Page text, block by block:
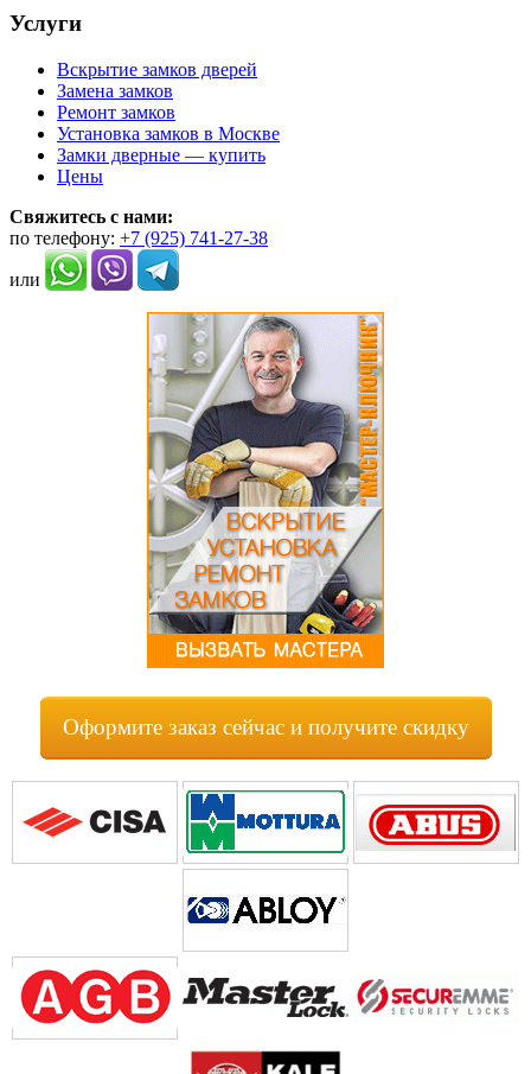
Услуги
Вскрытие замков дверей
Замена замков
Ремонт замков
Установка замков в Москве
Замки дверные — купить
Цены
Свяжитесь с нами:
по телефону: +7 (925) 741-27-38
или
Оформите заказ сейчас и получите скидку